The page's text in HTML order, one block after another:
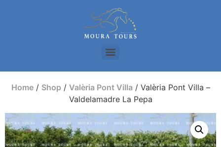
Home/ Shop/ Valèria Pont Villa / Valèria Pont Villa –
Valdelamadre La Pepa